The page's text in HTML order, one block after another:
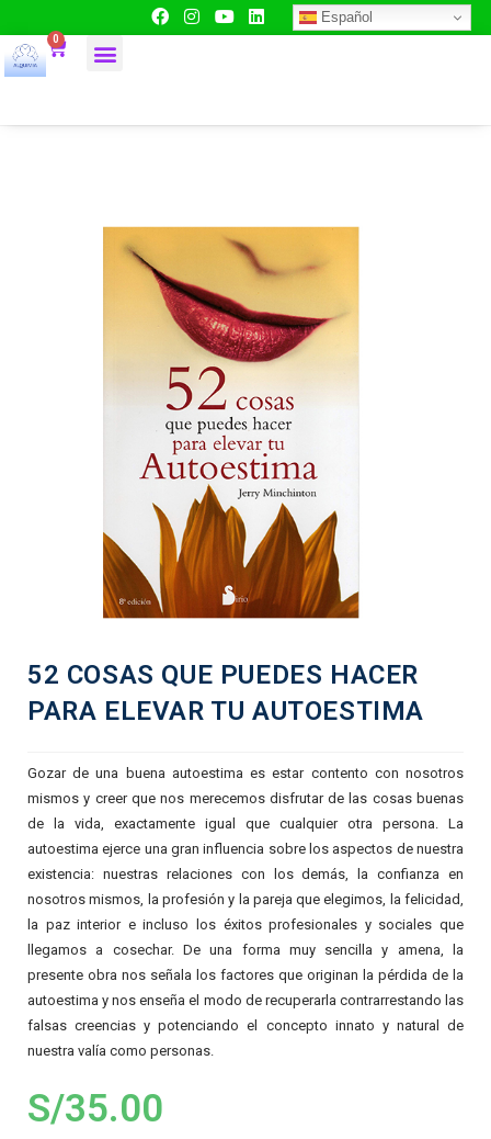
Español
0
52 COSAS QUE PUEDES HACER
PARA ELEVAR TU AUTOESTIMA
Gozar de una buena autoestima es estar contento con nosotros
mismos y creer que nos merecemos disfrutar de las cosas buenas
de la vida, exactamente igual que cualquier otra persona. La
autoestima ejerce una gran influencia sobre los aspectos de nuestra
existencia: nuestras relaciones con los demás, la confianza en
nosotros mismos, la profesión y la pareja que elegimos, la felicidad,
la paz interior e incluso los éxitos profesionales y sociales que
llegamos a cosechar. De una forma muy sencilla y amena, la
presente obra nos señala los factores que originan la pérdida de la
autoestima y nos enseña el modo de recuperarla contrarrestando las
falsas creencias y potenciando el concepto innato y natural de
nuestra valía como personas.
S/35.00